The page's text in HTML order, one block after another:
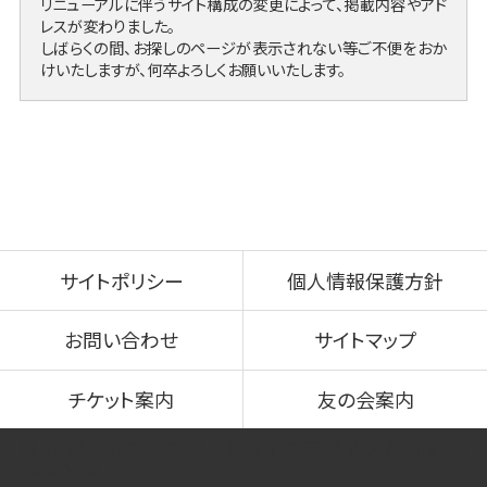
レスが変わりました。
しばらくの間、お探しのページが表示されない等ご不便をおか
けいたしますが、何卒よろしくお願いいたします。
サイトポリシー 個人情報保護方針
お問い合わせ サイトマップ
チケット案内
友の会案内